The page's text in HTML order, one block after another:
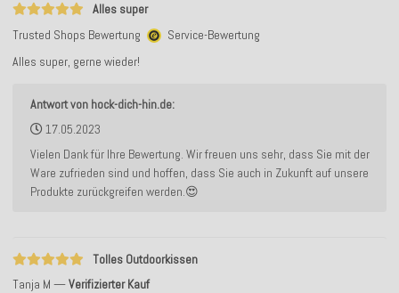
Alles super
Trusted Shops Bewertung
Service-Bewertung
Alles super, gerne wieder!
Antwort von hock-dich-hin.de:
17.05.2023
Vielen Dank für Ihre Bewertung. Wir freuen uns sehr, dass Sie mit der
Ware zufrieden sind und hoffen, dass Sie auch in Zukunft auf unsere
Produkte zurückgreifen werden.😍
Tolles Outdoorkissen
Tanja M
Verifizierter Kauf